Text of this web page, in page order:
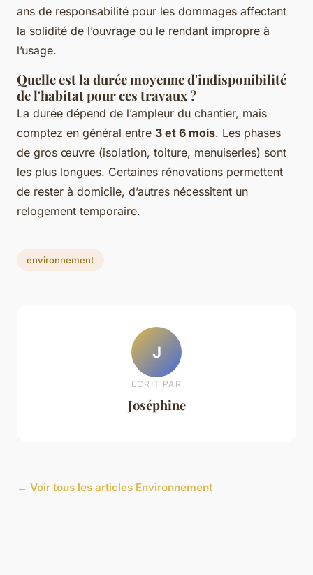
ans de responsabilité pour les dommages affectant
la solidité de l’ouvrage ou le rendant impropre à
l’usage.
Quelle est la durée moyenne d'indisponibilité
de l'habitat pour ces travaux ?
La durée dépend de l’ampleur du chantier, mais
comptez en général entre 3 et 6 mois. Les phases
de gros œuvre (isolation, toiture, menuiseries) sont
les plus longues. Certaines rénovations permettent
de rester à domicile, d’autres nécessitent un
relogement temporaire.
environnement
J
ECRIT PAR
Joséphine
← Voir tous les articles Environnement